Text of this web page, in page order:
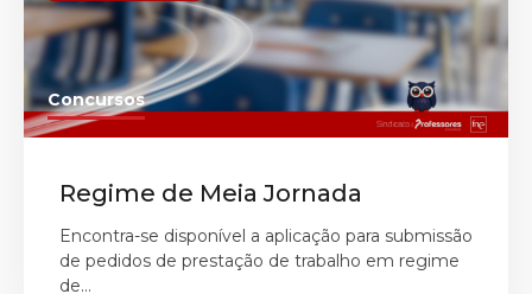
Concursos
Regime de Meia Jornada
Encontra-se disponível a aplicação para submissão
de pedidos de prestação de trabalho em regime
de...